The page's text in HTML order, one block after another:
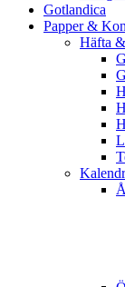
Gotlandica
Papper &
Häfta